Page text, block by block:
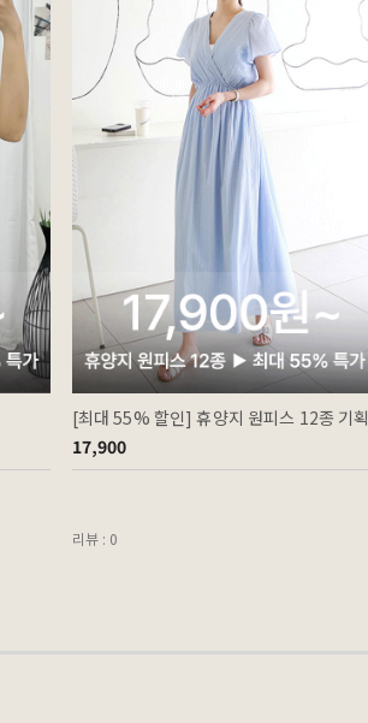
[최대 55% 할인] 휴양지 원피스 12종 기획
17,900
리뷰 : 0